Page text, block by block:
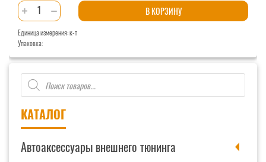
Поиск
товаров
КАТАЛОГ
Автоаксессуары внешнего тюнинга
Количество
товара
Cветодиодная
лампа
К7
H4
В КОРЗИНУ
Единица измерения: к-т
Упаковка: